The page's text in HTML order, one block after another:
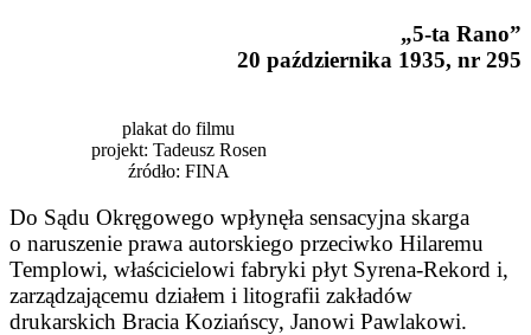
„5-ta Rano”
20 października 1935, nr 295
plakat do filmu
projekt: Tadeusz Rosen
źródło: FINA
Do Sądu Okręgowego wpłynęła sensacyjna skarga
o narusze­nie prawa autorskiego przeciwko Hilaremu
Templowi, właścicielowi fabryki płyt Syrena-Rekord i,
zarządzającemu działem i litografii zakładów
drukarskich Bracia Koziańscy, Janowi Pawlakowi.